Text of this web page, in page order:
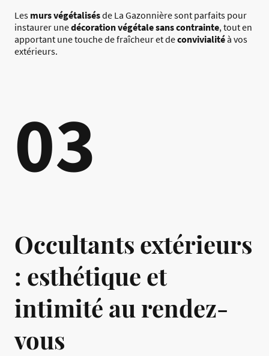
Les murs végétalisésde La Gazonnière sont parfaits pour
instaurer unedécoration végétale sans contrainte, tout en
apportant une touche de fraîcheur et deconvivialitéà vos
extérieurs.
03
Occultants extérieurs
: esthétique et
intimité au rendez-
vous